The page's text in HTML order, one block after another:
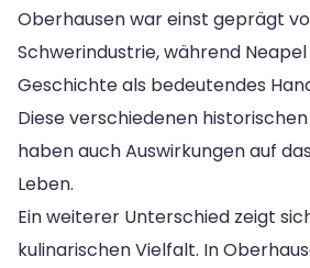
Oberhausen war einst geprägt
Schwerindustrie, während
Geschichte als bedeutendes
Diese verschiedenen
haben auch Auswirkungen auf
Leben.
Ein weiterer Unterschied zeigt
kulinarischen Vielfalt. In